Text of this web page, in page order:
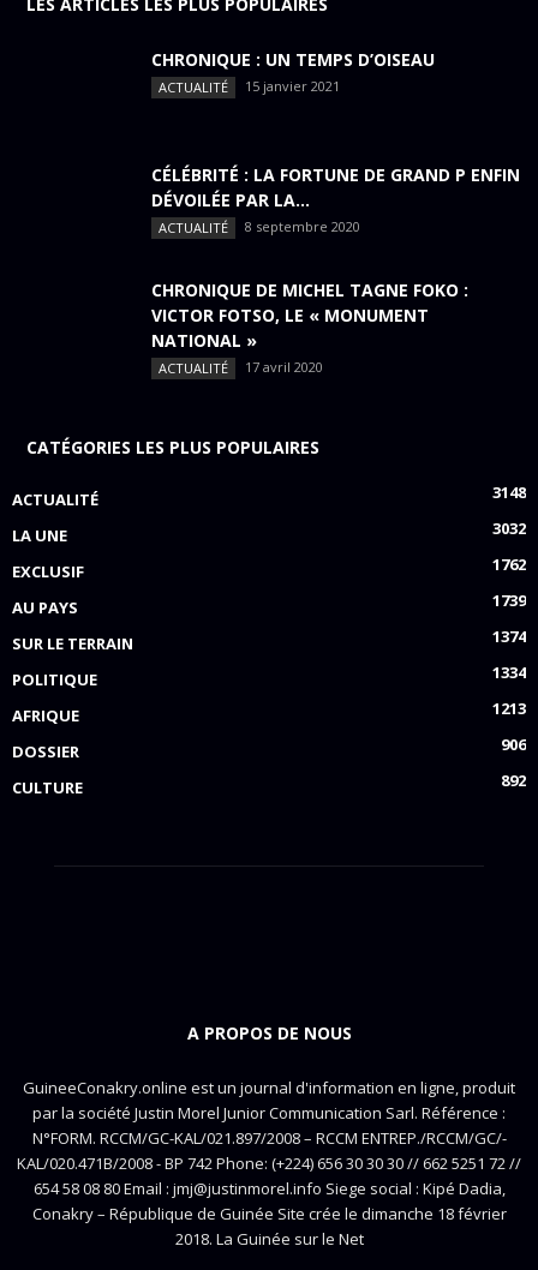
CHRONIQUE : UN TEMPS D’OISEAU
ACTUALITÉ 15 janvier 2021
CÉLÉBRITÉ : LA FORTUNE DE GRAND P ENFIN
DÉVOILÉE PAR LA...
ACTUALITÉ 8 septembre 2020
CHRONIQUE DE MICHEL TAGNE FOKO :
VICTOR FOTSO, LE « MONUMENT
NATIONAL »
ACTUALITÉ 17 avril 2020
CATÉGORIES LES PLUS POPULAIRES
ACTUALITÉ
3148
LA UNE
3032
EXCLUSIF
1762
AU PAYS
1739
SUR LE TERRAIN
1374
POLITIQUE
1334
AFRIQUE
1213
DOSSIER
906
CULTURE
892
A PROPOS DE NOUS
GuineeConakry.online est un journal d'information en ligne, produit
par la société Justin Morel Junior Communication Sarl. Référence :
N°FORM. RCCM/GC-KAL/021.897/2008 – RCCM ENTREP./RCCM/GC/-
KAL/020.471B/2008 - BP 742 Phone: (+224) 656 30 30 30 // 662 5251 72 //
654 58 08 80 Email : jmj@justinmorel.info Siege social : Kipé Dadia,
Conakry – République de Guinée Site crée le dimanche 18 février
2018. La Guinée sur le Net